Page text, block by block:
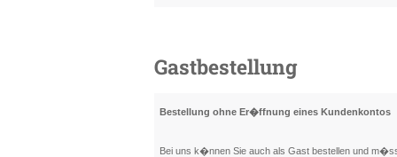
Gastbestellung
Bestellung ohne Er�ffnung eines Kundenkontos
Bei uns k�nnen Sie auch als Gast bestellen und